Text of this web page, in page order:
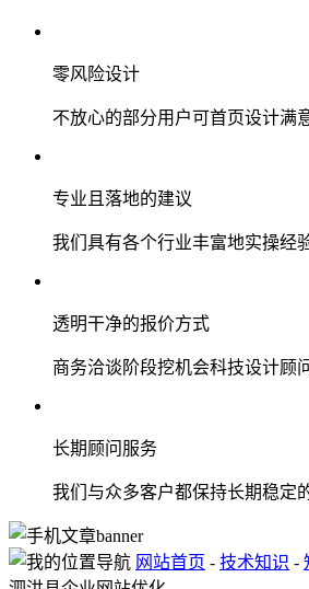
零风险设计
不放心的部分用户可首页设计满
专业且落地的建议
我们具有各个行业丰富地实操经
透明干净的报价方式
商务洽谈阶段挖机会科技设计顾
长期顾问服务
我们与众多客户都保持长期稳定
网站首页 - 技术知识 -